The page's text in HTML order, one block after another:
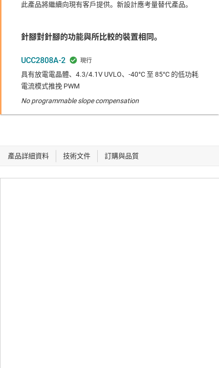
此產品將繼續向現有客戶提供。新設計應考量替代產品。
針腳對針腳的功能與所比較的裝置相同。
UCC2808A-2
具有放電電晶體、4.3/4.1V UVLO、-40°C 至 85°C 的低功耗
電流模式推挽 PWM
No programmable slope compensation